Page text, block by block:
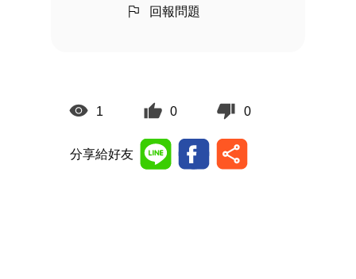
回報問題
1 0 0
分享給好友